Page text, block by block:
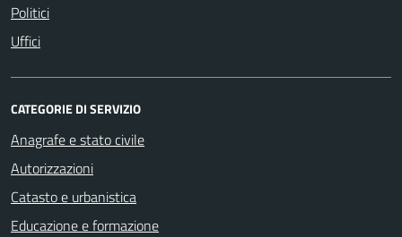
Politici
Uffici
CATEGORIE DI SERVIZIO
Anagrafe e stato civile
Autorizzazioni
Catasto e urbanistica
Educazione e formazione